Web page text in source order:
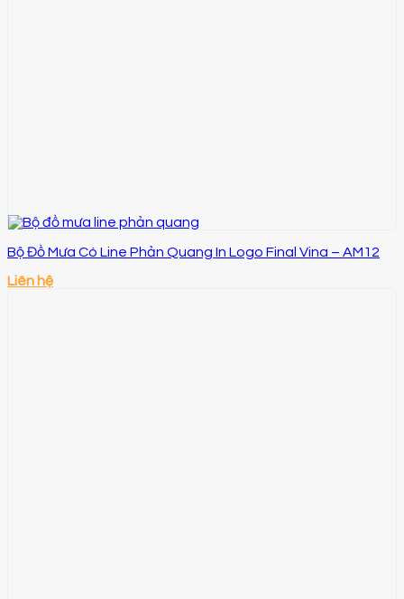
Bộ Đồ Mưa Có Line Phản Quang In Logo Final Vina – AM12
Liên hệ